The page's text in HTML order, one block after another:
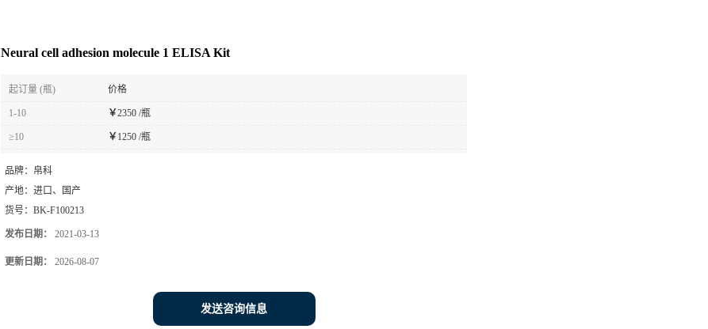
Neural cell adhesion molecule 1 ELISA Kit
起订量 (瓶) 价格
1-10 ￥2350 /瓶
≥10 ￥1250 /瓶
品牌： 帛科
产地： 进口、国产
货号： BK-F100213
发布日期： 2021-03-13
更新日期： 2026-08-07
发送咨询信息